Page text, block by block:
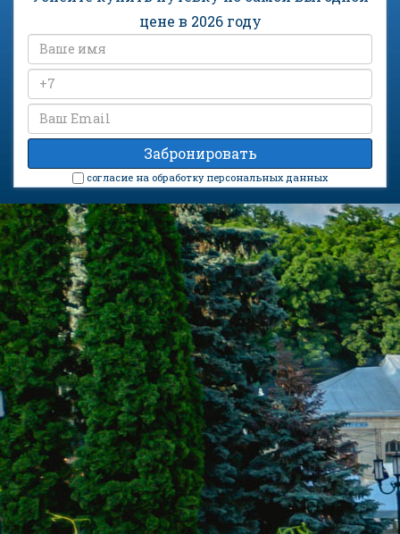
цене в 2026 году
cогласие на обработку персональных данных
Санаторий «Москва» на карте